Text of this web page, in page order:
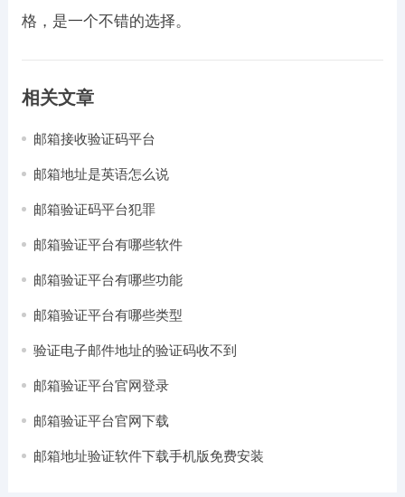
格，是一个不错的选择。
相关文章
邮箱接收验证码平台
邮箱地址是英语怎么说
邮箱验证码平台犯罪
邮箱验证平台有哪些软件
邮箱验证平台有哪些功能
邮箱验证平台有哪些类型
验证电子邮件地址的验证码收不到
邮箱验证平台官网登录
邮箱验证平台官网下载
邮箱地址验证软件下载手机版免费安装